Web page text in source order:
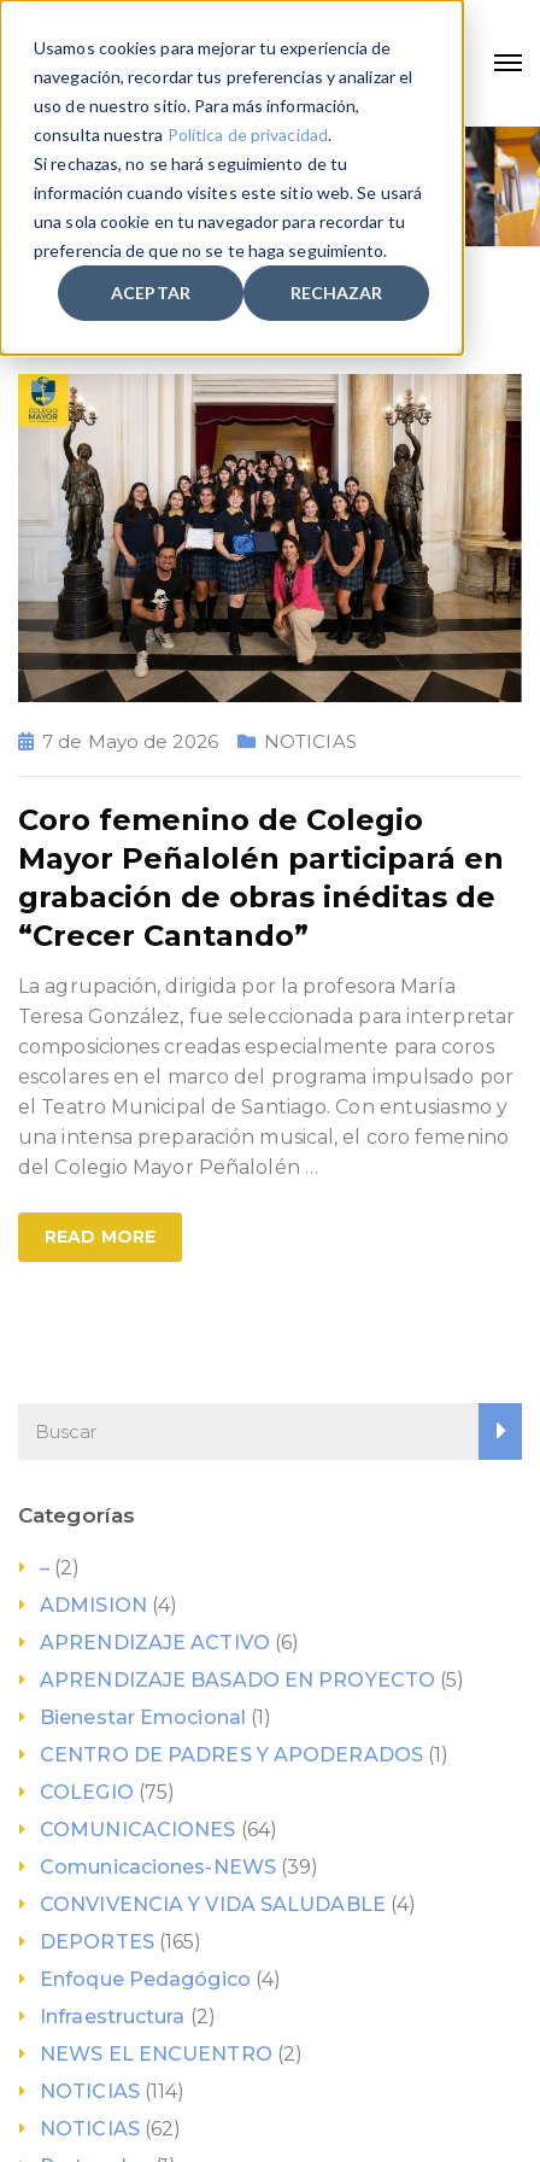
Usamos cookies para mejorar tu experiencia de
navegación, recordar tus preferencias y analizar el
uso de nuestro sitio. Para más información,
consulta nuestra Política de privacidad.
Si rechazas, no se hará seguimiento de tu
información cuando visites este sitio web. Se usará
una sola cookie en tu navegador para recordar tu
preferencia de que no se te haga seguimiento.
ACEPTAR RECHAZAR
Home 2026 Mayo
7 de Mayo de 2026 NOTICIAS
Coro femenino de Colegio
Mayor Peñalolén participará en
grabación de obras inéditas de
“Crecer Cantando”
La agrupación, dirigida por la profesora María
Teresa González, fue seleccionada para interpretar
composiciones creadas especialmente para coros
escolares en el marco del programa impulsado por
el Teatro Municipal de Santiago. Con entusiasmo y
una intensa preparación musical, el coro femenino
del Colegio Mayor Peñalolén …
READ MORE
Categorías
– (2)
ADMISION (4)
APRENDIZAJE ACTIVO (6)
APRENDIZAJE BASADO EN PROYECTO (5)
Bienestar Emocional (1)
CENTRO DE PADRES Y APODERADOS(1)
COLEGIO (75)
COMUNICACIONES (64)
Comunicaciones-NEWS(39)
CONVIVENCIA Y VIDA SALUDABLE (4)
DEPORTES(165)
Enfoque Pedagógico (4)
Infraestructura (2)
NEWS EL ENCUENTRO (2)
NOTICIAS(114)
NOTICIAS(62)